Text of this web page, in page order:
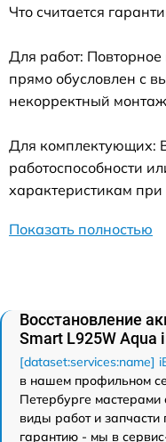
Что считается
Для работ:
прямо обусловлен с
некорректный
Для комплектующих:
работоспособности
характеристикам
Показать полностью
Восстановление
Smart L925W Aqua
[dataset:services:name]
в нашем профильном
Петербурге
виды работ и
гарантию - мы в